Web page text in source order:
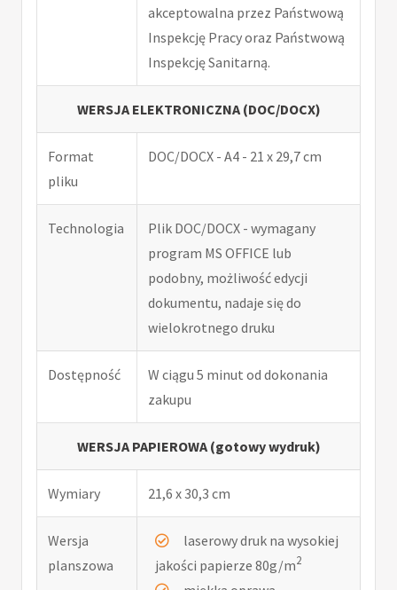
akceptowalna przez Państwową
Inspekcję Pracy oraz Państwową
Inspekcję Sanitarną.
WERSJA ELEKTRONICZNA (DOC/DOCX)
Format
pliku
DOC/DOCX - A4 - 21 x 29,7 cm
Technologia
Plik DOC/DOCX - wymagany
program MS OFFICE lub
podobny, możliwość edycji
dokumentu, nadaje się do
wielokrotnego druku
Dostępność
W ciągu 5 minut od dokonania
zakupu
WERSJA PAPIEROWA (gotowy wydruk)
Wymiary 21,6 x 30,3 cm
Wersja
planszowa
laserowy druk na wysokiej
jakości papierze 80g/m2